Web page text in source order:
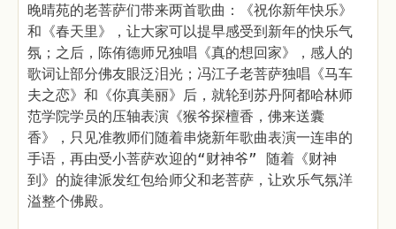
晚晴苑的老菩萨们带来两首歌曲：《祝你新年快乐》
和《春天里》，让大家可以提早感受到新年的快乐气
氛；之后，陈侑德师兄独唱《真的想回家》，感人的
歌词让部分佛友眼泛泪光；冯江子老菩萨独唱《马车
夫之恋》和《你真美丽》后，就轮到苏丹阿都哈林师
范学院学员的压轴表演《猴爷探檀香，佛来送囊
香》，只见准教师们随着串烧新年歌曲表演一连串的
手语，再由受小菩萨欢迎的“财神爷” 随着《财神
到》的旋律派发红包给师父和老菩萨，让欢乐气氛洋
溢整个佛殿。